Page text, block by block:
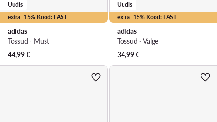
extra -15% Kood: LAST
Uudis
adidas
Tossud · Must
44,99€
extra -15% Kood: LAST
Uudis
adidas
Tossud · Valge
34,99€